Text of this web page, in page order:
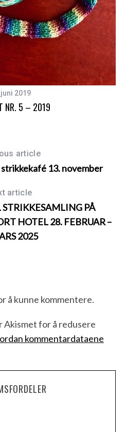
2019
NR. 5 – 2019
article
13. november
article
PÅ
HOTEL 28. FEBRUAR –
2025
å kunne kommentere.
for å redusere
kommentardataene